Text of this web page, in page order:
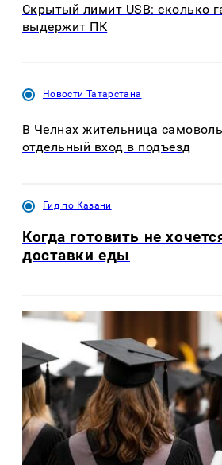
Скрытый лимит USB: сколько
выдержит ПК
Новости Татарстана
В Челнах жительница
отдельный вход в подъезд
Гид по Казани
Когда готовить не
доставки еды